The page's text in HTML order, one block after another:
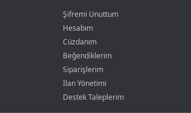
Şifremi Unuttum
Hesabım
Cüzdanım
Beğendiklerim
Siparişlerim
İlan Yönetimi
Destek Taleplerim